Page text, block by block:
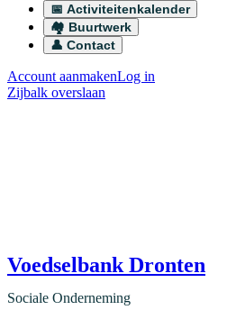
📅 Activiteitenkalender
🏘️ Buurtwerk
👤 Contact
Account aanmakenLog in
Zijbalk overslaan
Voedselbank Dronten
Sociale Onderneming